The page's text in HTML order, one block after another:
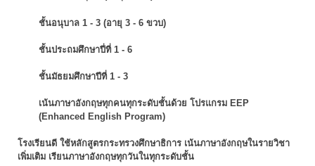
ชั้นอนุบาล 1 - 3 (อายุ 3 - 6 ขวบ)
ชั้นประถมศึกษาปี่ที่ 1 - 6
ชั้นมัธยมศึกษาปีที่ 1 - 3
เน้นภาษาอังกฤษทุกคนทุกระดับชั้นด้วย โปรแกรม EEP
(Enhanced English Program)
โรงเรียนดี ใช้หลักสูตรกระทรวงศึกษาธิการ เน้นภาษาอังกฤษในรายวิชา
เพิ่มเติม เรียนภาษาอังกฤษทุกวันในทุกระดับชั้น